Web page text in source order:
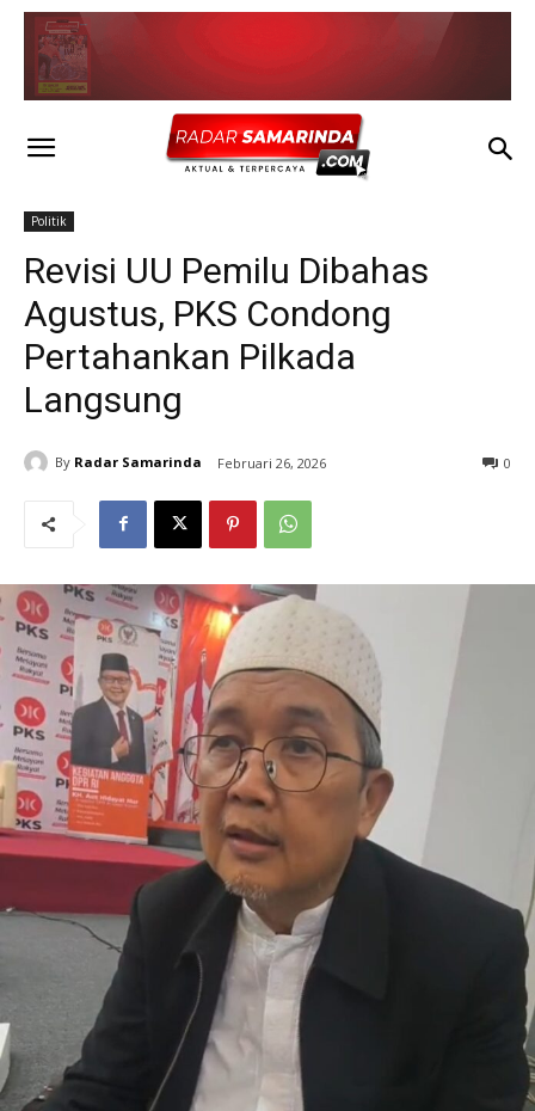
Politik
Revisi UU Pemilu Dibahas
Agustus, PKS Condong
Pertahankan Pilkada
Langsung
By Radar Samarinda Februari 26, 2026 0